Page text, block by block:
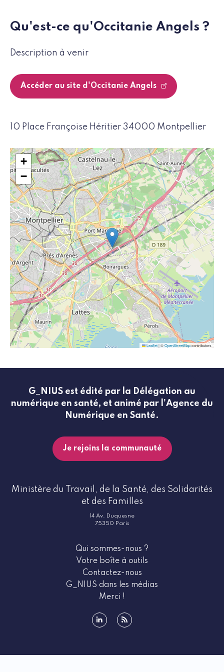
Qu'est-ce qu'Occitanie Angels ?
Description à venir
Accéder au site d'Occitanie Angels
10 Place Françoise Héritier 34000 Montpellier
+
−
Leaflet|©OpenStreetMapcontributors
G_NIUS est édité par la Délégation au
numérique en santé, et animé par l’Agence du
Numérique en Santé.
Je rejoins la communauté
Ministère du Travail, de la Santé, des Solidarités
et des Familles
14 Av. Duquesne
75350 Paris
Qui sommes-nous ?
Votre boîte à outils
Contactez-nous
G_NIUS dans les médias
Merci !